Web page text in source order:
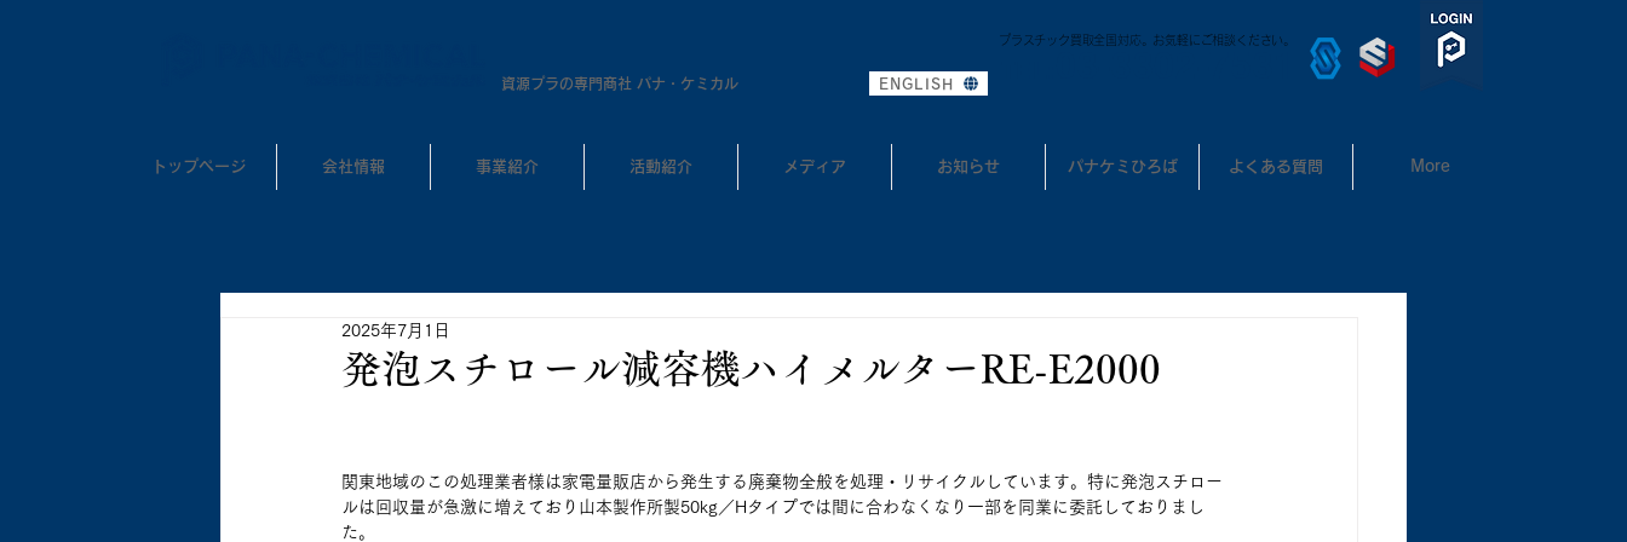
​資源プラの専門商社 パナ・ケミカル ENGLISH
プラスチック買取全国対応。お気軽にご相談ください。
トップページ 会社情報 事業紹介 活動紹介 メディア お知らせ パナケミひろば よくある質問 More
発泡スチロール減容機ハイメルターRE-E2000
2025年7月1日
関東地域のこの処理業者様は家電量販店から発生する廃棄物全般を処理・リサイクルしています。特に発泡スチロー
ルは回収量が急激に増えており山本製作所製50kg／Hタイプでは間に合わなくなり一部を同業に委託しておりまし
た。